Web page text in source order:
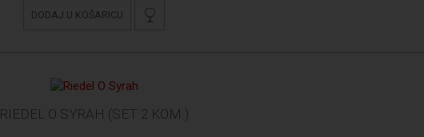
DODAJ U KOŠARICU
RIEDEL O SYRAH (SET 2 KOM.)